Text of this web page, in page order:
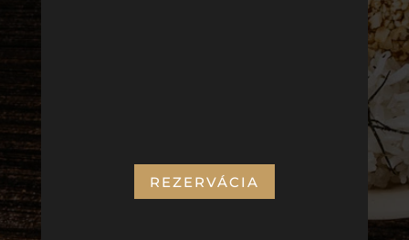
REZERVÁCIA